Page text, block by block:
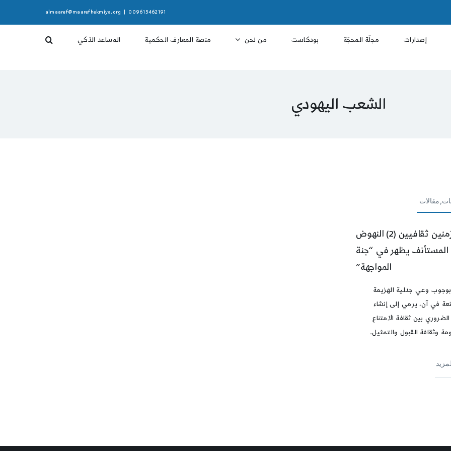
009615462191
almaaref@maarefhekmiya.org
إصدارات مجلّة المحجّة بودكاست من نحن منصة المعارف الحكمية المساعد الذكي
الشعب اليهودي
بين زمنين ثقافيين (2) النهوض
المستأنف يظهر في “جنة
المواجهة”
بوجوب وعي جدلية الهزيمة
في آن، يرمي إلى إنشاء
الضروري بين ثقافة الامتناع
وثقافة القبول والتمثيل.